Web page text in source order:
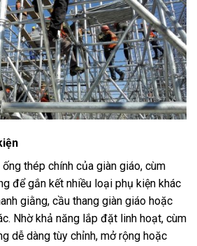
thép chính của giàn giáo, cùm
để gắn kết nhiều loại phụ kiện khác
giằng, cầu thang giàn giáo hoặc
Nhờ khả năng lắp đặt linh hoạt, cùm
dễ dàng tùy chỉnh, mở rộng hoặc